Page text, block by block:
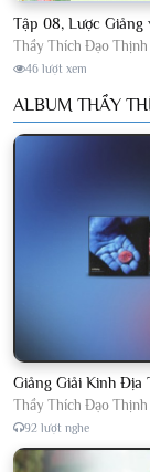
Thầy Thích Đạo Thịnh
46 lượt xem
ALBUM THẦY
Thầy Thích Đạo Thịnh
92 lượt nghe